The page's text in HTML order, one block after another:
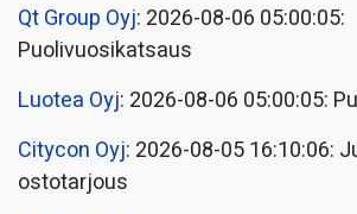
Qt Group Oyj: 2026-08-06 05:00:05:
Puolivuosikatsaus
Luotea Oyj: 2026-08-06 05:00:05:
Citycon Oyj: 2026-08-05 16:10:06:
ostotarjous